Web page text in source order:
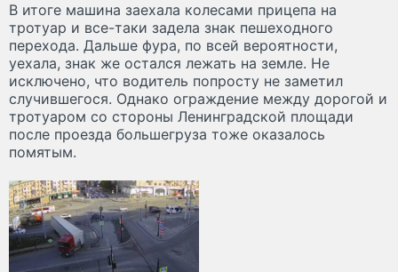
В итоге машина заехала колесами прицепа на
тротуар и все-таки задела знак пешеходного
перехода. Дальше фура, по всей вероятности,
уехала, знак же остался лежать на земле. Не
исключено, что водитель попросту не заметил
случившегося. Однако ограждение между дорогой и
тротуаром со стороны Ленинградской площади
после проезда большегруза тоже оказалось
помятым.